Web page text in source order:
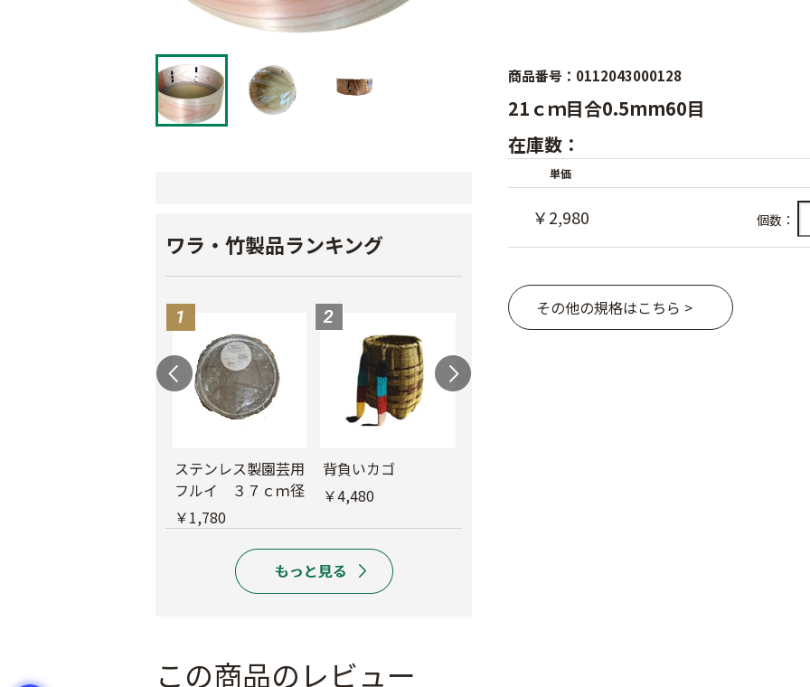
ワラ・竹製品ランキング
ステンレス製園芸用
フルイ ３７ｃｍ径
￥1,780
背負いカゴ
￥4,480
商品番号：0112043000128
21ｃｍ目合0.5mm60目
在庫数：
単価
￥2,980 個数：
その他の規格はこちら >
この商品のレビュー